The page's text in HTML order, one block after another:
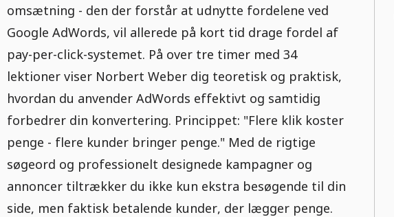
omsætning - den der forstår at udnytte fordelene ved
Google AdWords, vil allerede på kort tid drage fordel af
pay-per-click-systemet. På over tre timer med 34
lektioner viser Norbert Weber dig teoretisk og praktisk,
hvordan du anvender AdWords effektivt og samtidig
forbedrer din konvertering. Princippet: "Flere klik koster
penge - flere kunder bringer penge." Med de rigtige
søgeord og professionelt designede kampagner og
annoncer tiltrækker du ikke kun ekstra besøgende til din
side, men faktisk betalende kunder, der lægger penge.